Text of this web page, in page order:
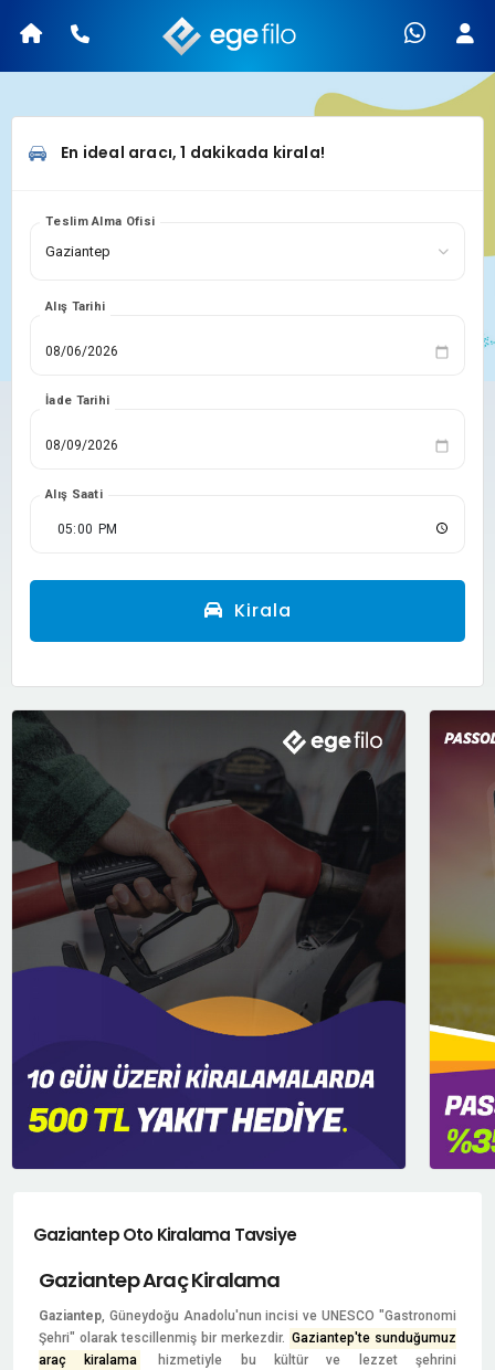
En ideal aracı, 1 dakikada kirala!
Teslim Alma Ofisi
Alış Tarihi
İade Tarihi
Alış Saati
Kirala
Gaziantep Oto Kiralama Tavsiye
Gaziantep Araç Kiralama
Gaziantep, Güneydoğu Anadolu'nun incisi ve UNESCO "Gastronomi
Şehri" olarak tescillenmiş bir merkezdir. Gaziantep'te sunduğumuz
araç kiralama
hizmetiyle bu kültür ve lezzet şehrini